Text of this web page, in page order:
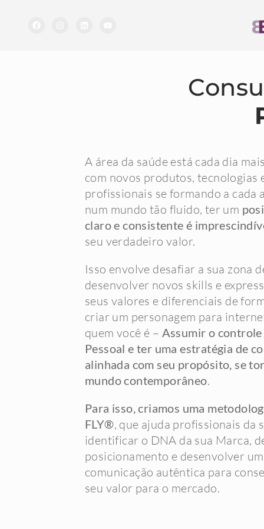
A área da saúde está cada dia
com novos produtos, tecnologias
profissionais se formando a cada
num mundo tão fluido, ter um
claro e consistente é
seu verdadeiro valor.
Isso envolve desafiar a sua zona
desenvolver novos skills e
seus valores e diferenciais de
criar um personagem para
quem você é – Assumir o controle
Pessoal e ter uma estratégia de
alinhada com seu propósito, se
mundo contemporâneo.
Para isso, criamos uma
FLY®, que ajuda profissionais da
identificar o DNA da sua Marca,
posicionamento e desenvolver
comunicação autêntica para
seu valor para o mercado.